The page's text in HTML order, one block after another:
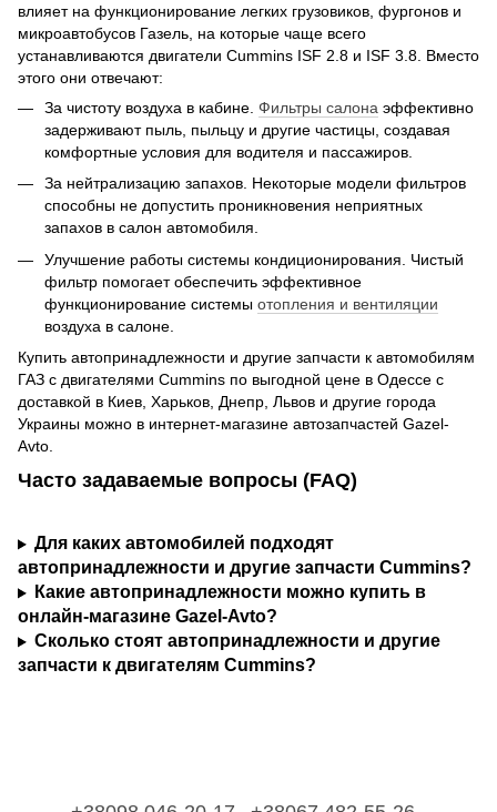
влияет на функционирование легких грузовиков, фургонов и
микроавтобусов Газель, на которые чаще всего
устанавливаются двигатели Cummins ISF 2.8 и ISF 3.8. Вместо
этого они отвечают:
За чистоту воздуха в кабине. Фильтры салона эффективно
задерживают пыль, пыльцу и другие частицы, создавая
комфортные условия для водителя и пассажиров.
За нейтрализацию запахов. Некоторые модели фильтров
способны не допустить проникновения неприятных
запахов в салон автомобиля.
Улучшение работы системы кондиционирования. Чистый
фильтр помогает обеспечить эффективное
функционирование системы отопления и вентиляции
воздуха в салоне.
Купить автопринадлежности и другие запчасти к автомобилям
ГАЗ с двигателями Cummins по выгодной цене в Одессе с
доставкой в Киев, Харьков, Днепр, Львов и другие города
Украины можно в интернет-магазине автозапчастей Gazel-
Avto.
Часто задаваемые вопросы (FAQ)
Для каких автомобилей подходят
автопринадлежности и другие запчасти Cummins?
Какие автопринадлежности можно купить в
онлайн-магазине Gazel-Avto?
Сколько стоят автопринадлежности и другие
запчасти к двигателям Cummins?